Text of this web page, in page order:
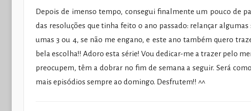
Depois de imenso tempo, consegui finalmente um pouco de
das resoluções que tinha feito o ano passado: relançar
umas 3 ou 4, se não me engano, e este ano também quero
bela escolha!! Adoro esta série! Vou dedicar-me a trazer pelo
preocupem, têm a dobrar no fim de semana a seguir. Será
mais episódios sempre ao domingo. Desfrutem!! ^^